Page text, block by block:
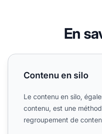
En
Contenu en silo
Contenu en silo
Le contenu en silo,
contenu, est une
regroupement de